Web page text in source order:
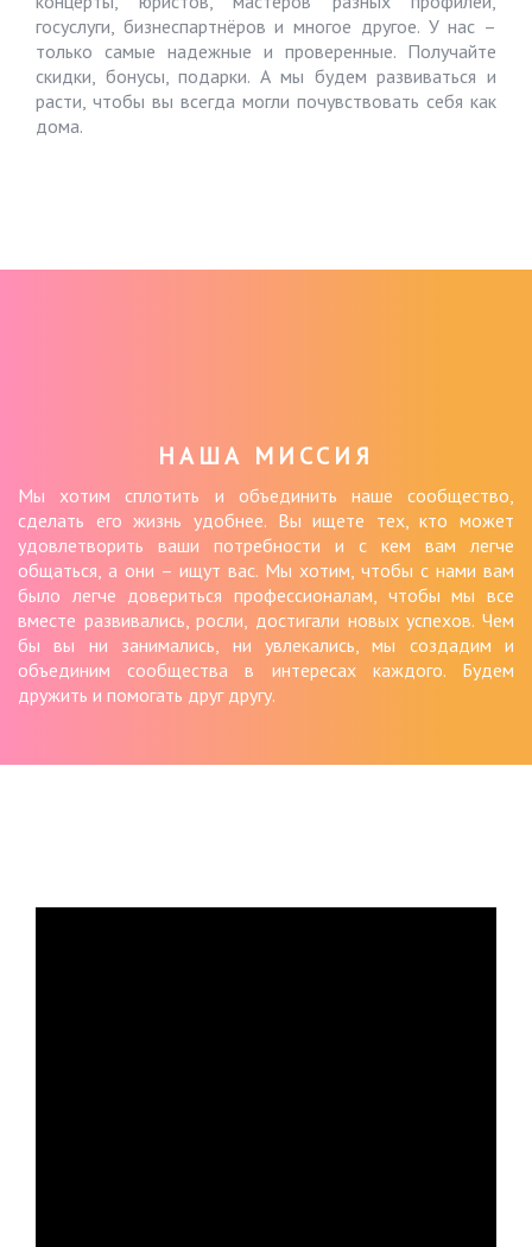
госуслуги, бизнеспартнёров и многое другое. У нас –
только самые надежные и проверенные. Получайте
скидки, бонусы, подарки. А мы будем развиваться и
расти, чтобы вы всегда могли почувствовать себя как
дома.
НАША МИССИЯ
Мы хотим сплотить и объединить наше сообщество,
сделать его жизнь удобнее. Вы ищете тех, кто может
удовлетворить ваши потребности и с кем вам легче
общаться, а они – ищут вас. Мы хотим, чтобы с нами вам
было легче довериться профессионалам, чтобы мы все
вместе развивались, росли, достигали новых успехов. Чем
бы вы ни занимались, ни увлекались, мы создадим и
объединим сообщества в интересах каждого. Будем
дружить и помогать друг другу.